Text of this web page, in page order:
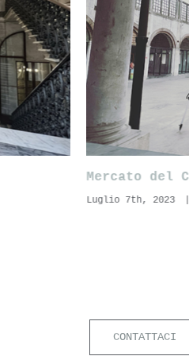
Giardino di
Valpolicella
CONTATTACI